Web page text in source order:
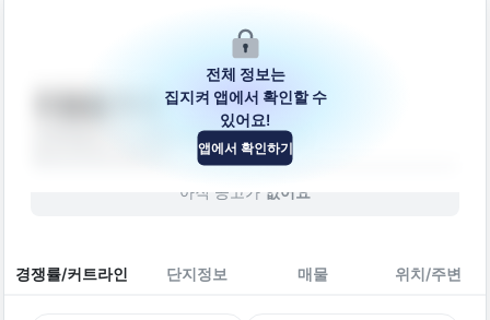
도일길 3-2
강원특별자치도 춘천시 동면 도일길 3-2
아직 공고가 없어요
경쟁률/커트라인 단지정보 매물 위치/주변
전체 정보는
집지켜 앱에서 확인할 수
있어요!
앱에서 확인하기